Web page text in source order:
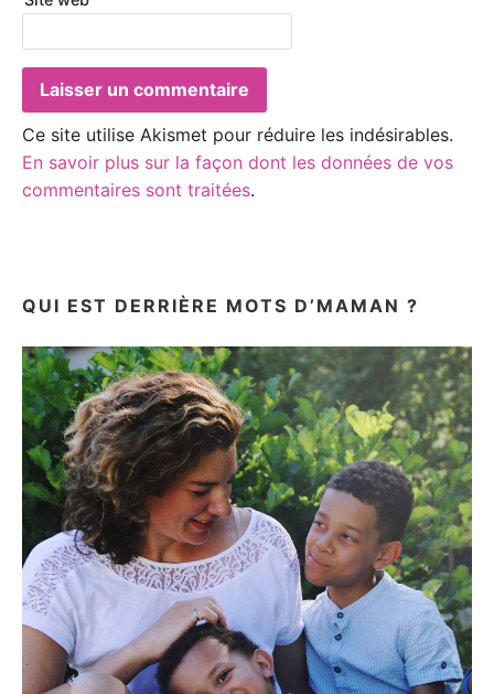
Ce site utilise Akismet pour réduire les indésirables.
En savoir plus sur la façon dont les données de vos
commentaires sont traitées.
QUI EST DERRIÈRE MOTS D’MAMAN ?